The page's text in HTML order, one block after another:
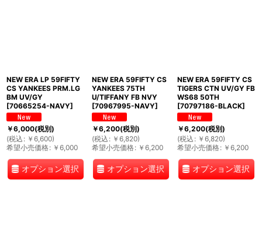
NEW ERA LP 59FIFTY
CS YANKEES PRM.LG
BM UV/GY
[70665254-NAVY]
￥6,000(税別)
(税込 : ￥ 6,600)
希望小売価格: ￥ 6,000
オプション選択
NEW ERA 59FIFTY CS
YANKEES 75TH
U/TIFFANY FB NVY
[70967995-NAVY]
￥6,200(税別)
(税込 : ￥ 6,820)
希望小売価格: ￥ 6,200
オプション選択
NEW ERA 59FIFTY CS
TIGERS CTN UV/GY FB
WS68 50TH
[70797186-BLACK]
￥6,200(税別)
(税込 : ￥ 6,820)
希望小売価格: ￥ 6,200
オプション選択